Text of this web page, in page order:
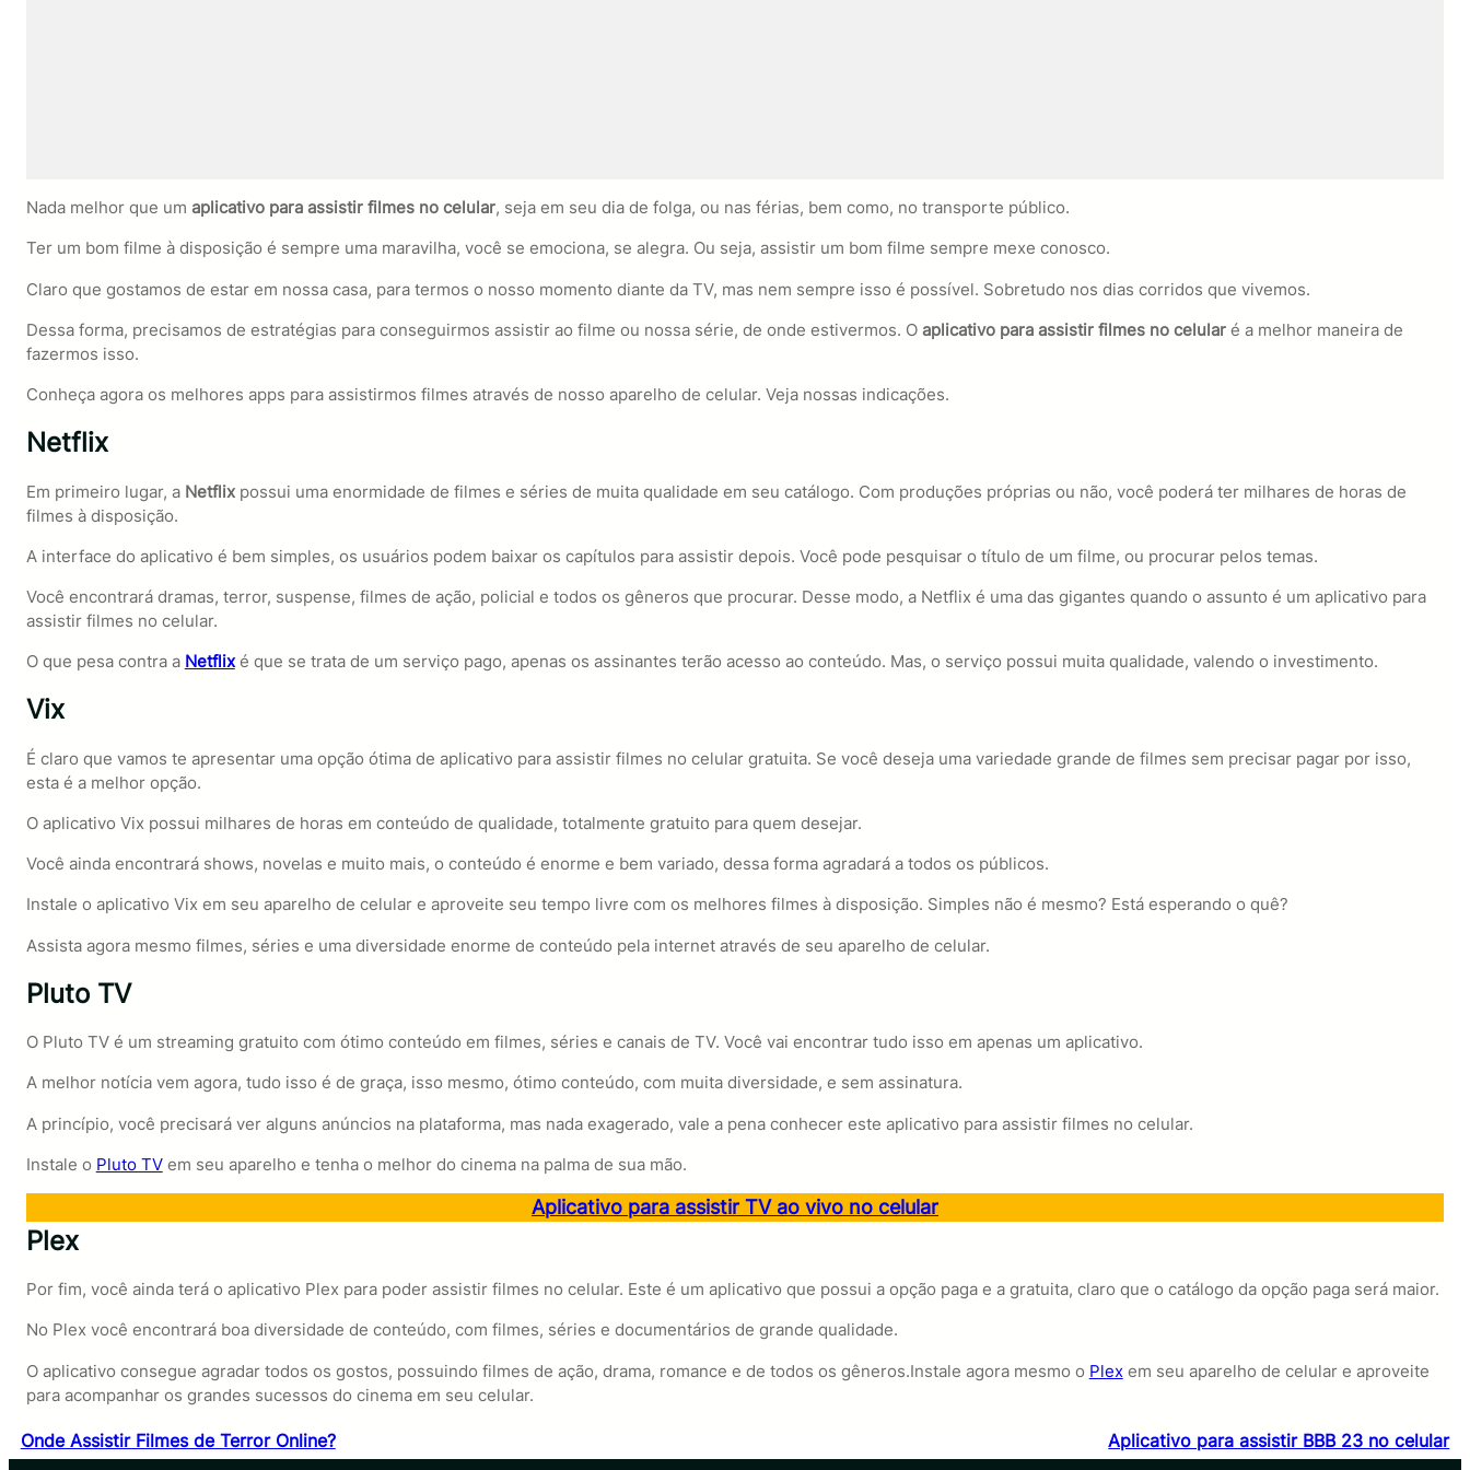
Nada melhor que um aplicativo para assistir filmes no celular, seja em seu dia de folga, ou nas férias, bem como, no transporte público.
Ter um bom filme à disposição é sempre uma maravilha, você se emociona, se alegra. Ou seja, assistir um bom filme sempre mexe conosco.
Claro que gostamos de estar em nossa casa, para termos o nosso momento diante da TV, mas nem sempre isso é possível. Sobretudo nos dias corridos que vivemos.
Dessa forma, precisamos de estratégias para conseguirmos assistir ao filme ou nossa série, de onde estivermos. O aplicativo para assistir filmes no celularé a melhor maneira de
fazermos isso.
Conheça agora os melhores apps para assistirmos filmes através de nosso aparelho de celular. Veja nossas indicações.
Netflix
Em primeiro lugar, a Netflix possui uma enormidade de filmes e séries de muita qualidade em seu catálogo. Com produções próprias ou não, você poderá ter milhares de horas de
filmes à disposição.
A interface do aplicativo é bem simples, os usuários podem baixar os capítulos para assistir depois. Você pode pesquisar o título de um filme, ou procurar pelos temas.
Você encontrará dramas, terror, suspense, filmes de ação, policial e todos os gêneros que procurar. Desse modo, a Netflix é uma das gigantes quando o assunto é um aplicativo para
assistir filmes no celular.
O que pesa contra a Netflixé que se trata de um serviço pago, apenas os assinantes terão acesso ao conteúdo. Mas, o serviço possui muita qualidade, valendo o investimento.
Vix
É claro que vamos te apresentar uma opção ótima de aplicativo para assistir filmes no celular gratuita. Se você deseja uma variedade grande de filmes sem precisar pagar por isso,
esta é a melhor opção.
O aplicativo Vix possui milhares de horas em conteúdo de qualidade, totalmente gratuito para quem desejar.
Você ainda encontrará shows, novelas e muito mais, o conteúdo é enorme e bem variado, dessa forma agradará a todos os públicos.
Instale o aplicativo Vix em seu aparelho de celular e aproveite seu tempo livre com os melhores filmes à disposição. Simples não é mesmo? Está esperando o quê?
Assista agora mesmo filmes, séries e uma diversidade enorme de conteúdo pela internet através de seu aparelho de celular.
Pluto TV
O Pluto TV é um streaming gratuito com ótimo conteúdo em filmes, séries e canais de TV. Você vai encontrar tudo isso em apenas um aplicativo.
A melhor notícia vem agora, tudo isso é de graça, isso mesmo, ótimo conteúdo, com muita diversidade, e sem assinatura.
A princípio, você precisará ver alguns anúncios na plataforma, mas nada exagerado, vale a pena conhecer este aplicativo para assistir filmes no celular.
Instale o Pluto TVem seu aparelho e tenha o melhor do cinema na palma de sua mão.
Aplicativo para assistir TV ao vivo no celular
Plex
Por fim, você ainda terá o aplicativo Plex para poder assistir filmes no celular. Este é um aplicativo que possui a opção paga e a gratuita, claro que o catálogo da opção paga será maior.
No Plex você encontrará boa diversidade de conteúdo, com filmes, séries e documentários de grande qualidade.
O aplicativo consegue agradar todos os gostos, possuindo filmes de ação, drama, romance e de todos os gêneros.Instale agora mesmo o Plex em seu aparelho de celular e aproveite
para acompanhar os grandes sucessos do cinema em seu celular.
Onde Assistir Filmes de Terror Online? Aplicativo para assistir BBB 23 no celular